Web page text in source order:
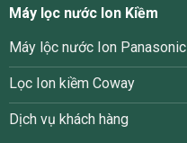
Máy lọc nước Ion Kiềm
Máy lộc nước Ion Panasonic
Lọc Ion kiềm Coway
Dịch vụ khách hàng